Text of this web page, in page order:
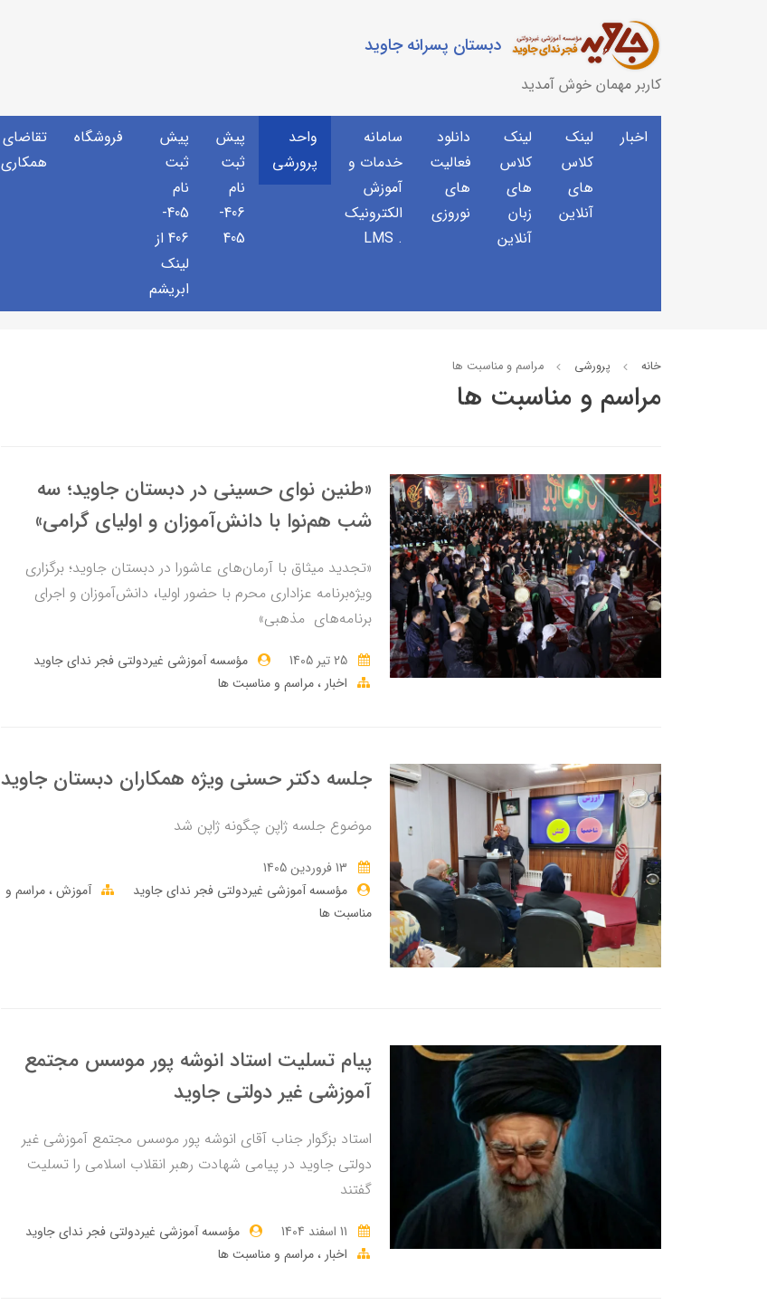
دبستان پسرانه جاوید
کاربر مهمان خوش آمدید
اخبار
لینک
کلاس
های
آنلاین
لینک
کلاس
های
زبان
آنلاین
دانلود
فعالیت
های
نوروزی
سامانه
خدمات و
آموزش
الکترونیک
. LMS
واحد
پرورشی
پیش
ثبت
نام
406-
405
پیش
ثبت
نام
405-
406 از
لینک
ابریشم
فروشگاه
تقاضای
همکاری
خانه پرورشی مراسم و مناسبت ها
مراسم و مناسبت ها
«طنین نوای حسینی در دبستان جاوید؛ سه
شب هم‌نوا با دانش‌آموزان و اولیای گرامی»
«تجدید میثاق با آرمان‌های عاشورا در دبستان جاوید؛ برگزاری
ویژه‌برنامه عزاداری محرم با حضور اولیا، دانش‌آموزان و اجرای
برنامه‌های مذهبی»
مؤسسه آموزشی غیردولتی فجر ندای جاوید
اخبار مراسم و مناسبت ها
جلسه دکتر حسنی ویژه همکاران دبستان جاوید
موضوع جلسه ژاپن چگونه ژاپن شد
مؤسسه آموزشی غیردولتی فجر ندای جاوید
آموزش مراسم و
مناسبت ها
پیام تسلیت استاد انوشه پور موسس مجتمع
آموزشی غیر دولتی جاوید
استاد بزگوار جناب آقای انوشه پور موسس مجتمع آموزشی غیر
دولتی جاوید در پیامی شهادت رهبر انقلاب اسلامی را تسلیت
گفتند
مؤسسه آموزشی غیردولتی فجر ندای جاوید
اخبار مراسم و مناسبت ها